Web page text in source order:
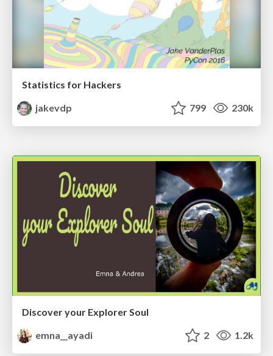
Statistics for Hackers
jakevdp
799 230k
Discover your Explorer Soul
emna__ayadi
2 1.2k